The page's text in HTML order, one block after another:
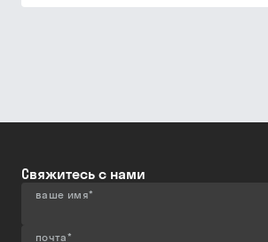
Свяжитесь с нами
ваше имя*
почта*